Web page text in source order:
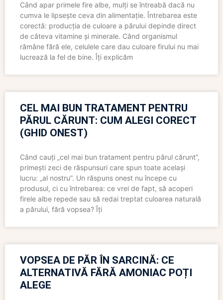
Când apar primele fire albe, mulți se întreabă dacă nu
cumva le lipsește ceva din alimentație. Întrebarea este
corectă: producția de culoare a părului depinde direct
de câteva vitamine și minerale. Când organismul
rămâne fără ele, celulele care dau culoare firului nu mai
lucrează la fel de bine. Îți explicăm
CEL MAI BUN TRATAMENT PENTRU
PĂRUL CĂRUNT: CUM ALEGI CORECT
(GHID ONEST)
Când cauți „cel mai bun tratament pentru părul cărunt”,
primești zeci de răspunsuri care spun toate același
lucru: „al nostru”. Un răspuns onest nu începe cu
produsul, ci cu întrebarea: ce vrei de fapt, să acoperi
firele albe repede sau să redai treptat culoarea naturală
a părului, fără vopsea? Îți
VOPSEA DE PĂR ÎN SARCINĂ: CE
ALTERNATIVĂ FĂRĂ AMONIAC POȚI
ALEGE